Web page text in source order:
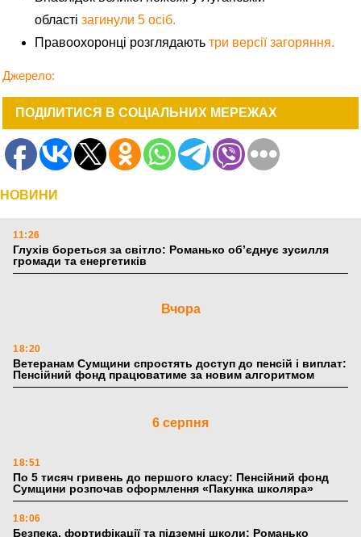
областізагинули 5 осіб.
Правоохоронці розглядаютьтри версії загоряння.
Джерело:
ПОДІЛИТИСЯ В СОЦІАЛЬНИХ МЕРЕЖАХ
НОВИНИ
11:26
Глухів бореться за світло: Романько об’єднує зусилля
громади та енергетиків
Вчора
18:20
Ветеранам Сумщини спростять доступ до пенсій і виплат:
Пенсійний фонд працюватиме за новим алгоритмом
6 серпня
18:51
По 5 тисяч гривень до першого класу: Пенсійний фонд
Сумщини розпочав оформлення «Пакунка школяра»
18:06
Безпека, фортифікації та підземні школи: Романько